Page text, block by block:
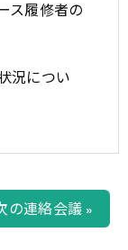
ス履修者の
況につい
の連絡会議 »